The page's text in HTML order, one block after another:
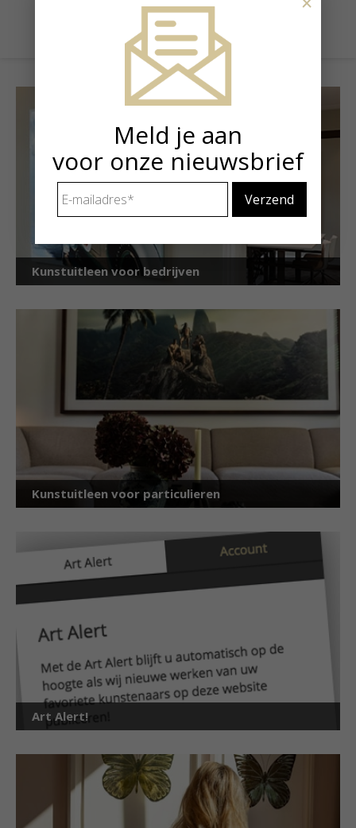
Kunstuitleen voor bedrijven
Kunstuitleen voor particulieren
Art Alert!
Meld je aan
voor onze nieuwsbrief
mailadres *